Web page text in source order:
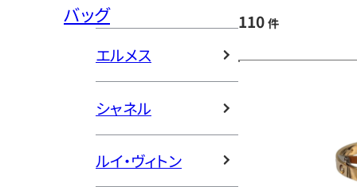
バッグ
エルメス
シャネル
ルイ・ヴィトン
110 件